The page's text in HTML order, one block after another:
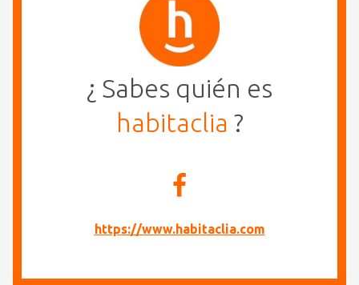
¿ Sabes quién es
habitaclia ?
https://www.habitaclia.com